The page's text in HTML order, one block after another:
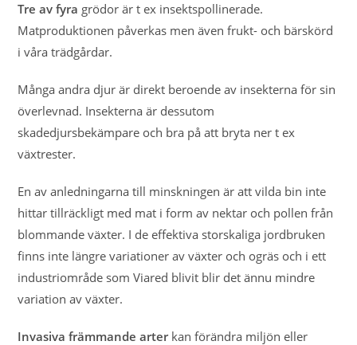
Tre av fyra grödor är t ex insektspollinerade.
Matproduktionen påverkas men även frukt- och bärskörd
i våra trädgårdar.
Många andra djur är direkt beroende av insekterna för sin
överlevnad. Insekterna är dessutom
skadedjursbekämpare och bra på att bryta ner t ex
växtrester.
En av anledningarna till minskningen är att vilda bin inte
hittar tillräckligt med mat i form av nektar och pollen från
blommande växter. I de effektiva storskaliga jordbruken
finns inte längre variationer av växter och ogräs och i ett
industriområde som Viared blivit blir det ännu mindre
variation av växter.
Invasiva främmande arter kan förändra miljön eller